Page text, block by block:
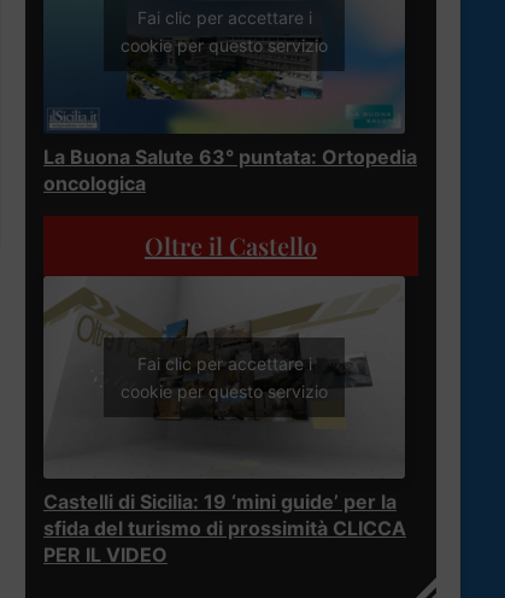
Fai clic per accettare i
cookie per questo servizio
La Buona Salute 63° puntata: Ortopedia
oncologica
Oltre il Castello
Fai clic per accettare i
cookie per questo servizio
Castelli di Sicilia: 19 ‘mini guide’ per la
sfida del turismo di prossimità CLICCA
PER IL VIDEO